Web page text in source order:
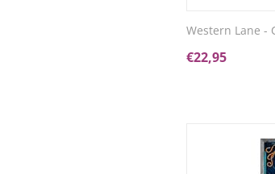
Western Lane -
€22,95